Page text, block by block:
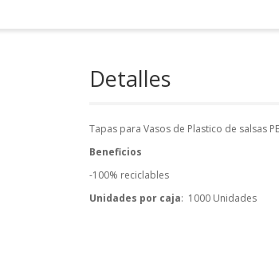
Detalles
Tapas para Vasos de Plastico de salsas
Beneficios
-100% reciclables
Unidades por caja: 1000 Unidades